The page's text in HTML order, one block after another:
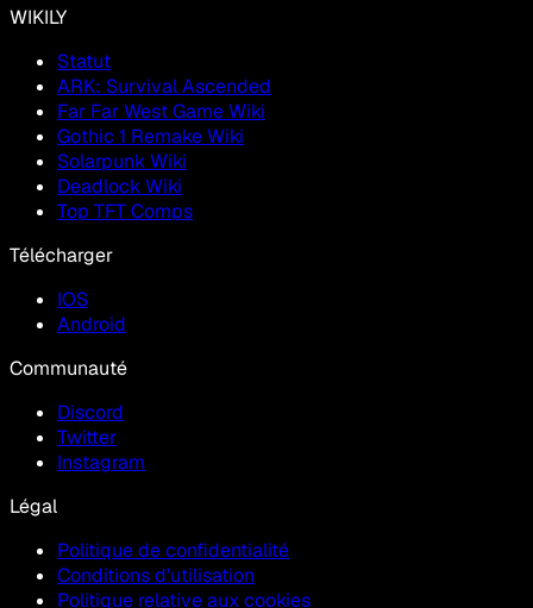
WIKILY
Statut
ARK: Survival Ascended
Far Far West Game Wiki
Gothic 1 Remake Wiki
Solarpunk Wiki
Deadlock Wiki
Top TFT Comps
Télécharger
IOS
Android
Communauté
Discord
Twitter
Instagram
Légal
Politique de confidentialité
Conditions d'utilisation
Politique relative aux cookies